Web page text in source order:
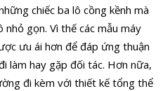
chiếc ba lô cồng kềnh mà
nhỏ gọn. Vì thế các mẫu máy
ưu ái hơn để đáp ứng thuận
làm hay gặp đối tác. Hơn nữa,
đi kèm với thiết kế tổng thể